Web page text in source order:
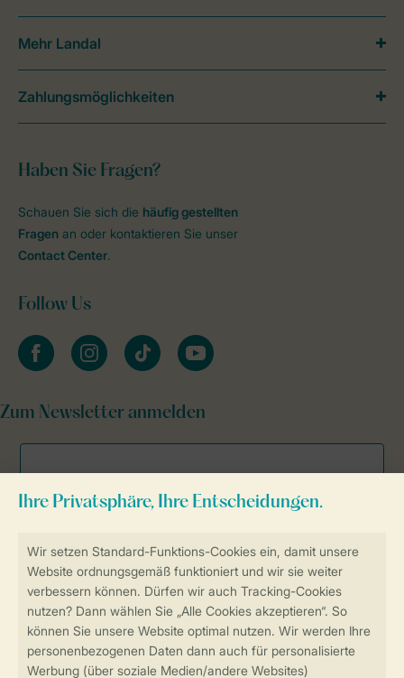
Sicher und schnell zur Online-Buchung
Sichere Datenübertragung
Sicheres Bezahlen
Haben Sie Fragen?
Schauen Sie sich die häufig gestellten
Fragen an oder kontaktieren Sie unser
Contact Center.
Follow Us
facebookinstagramtiktok youtube
Zum Newsletter anmelden
Mehr Landal
Zahlungsmöglichkeiten